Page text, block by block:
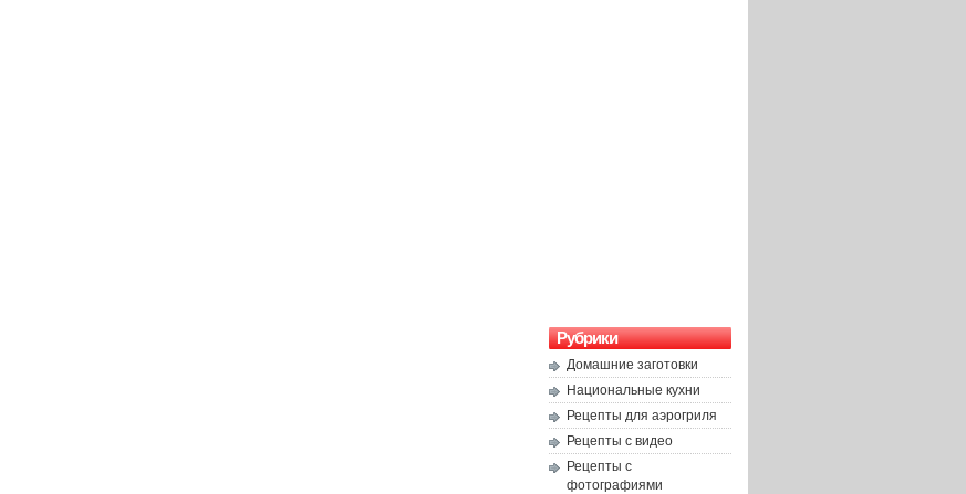
Рубрики
Домашние заготовки
Национальные кухни
Рецепты для аэрогриля
Рецепты с видео
Рецепты с
фотографиями